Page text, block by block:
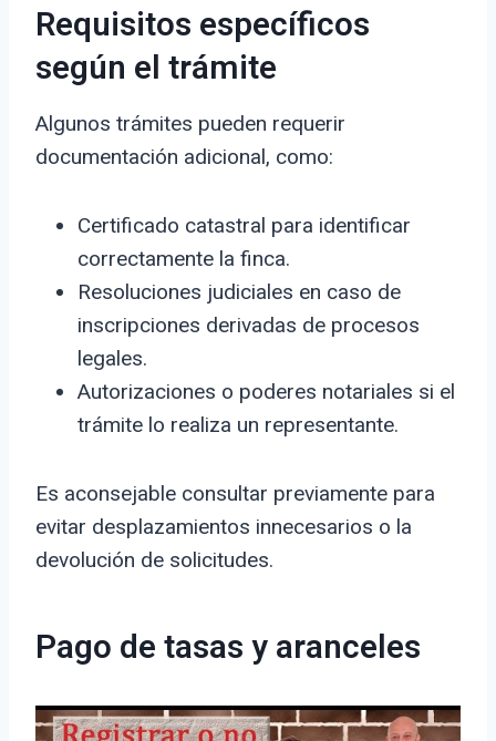
Requisitos específicos
según el trámite
Algunos trámites pueden requerir
documentación adicional, como:
Certificado catastral para identificar
correctamente la finca.
Resoluciones judiciales en caso de
inscripciones derivadas de procesos
legales.
Autorizaciones o poderes notariales si el
trámite lo realiza un representante.
Es aconsejable consultar previamente para
evitar desplazamientos innecesarios o la
devolución de solicitudes.
Pago de tasas y aranceles